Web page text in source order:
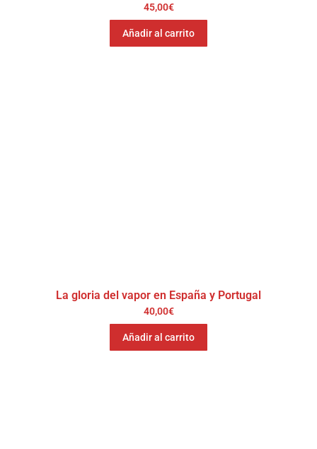
45,00€
Añadir al carrito
La gloria del vapor en España y Portugal
40,00€
Añadir al carrito